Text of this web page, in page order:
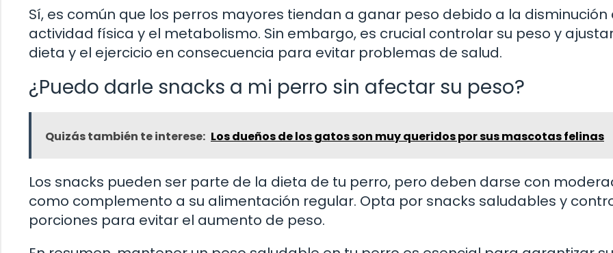
Sí, es común que los perros mayores tiendan a ganar peso debido a la disminución
actividad física y el metabolismo. Sin embargo, es crucial controlar su peso y
dieta y el ejercicio en consecuencia para evitar problemas de salud.
¿Puedo darle snacks a mi perro sin afectar su peso?
Quizás también te interese: Los dueños de los gatos son muy queridos por sus mascotas felinas
Los snacks pueden ser parte de la dieta de tu perro, pero deben darse con
como complemento a su alimentación regular. Opta por snacks saludables y
porciones para evitar el aumento de peso.